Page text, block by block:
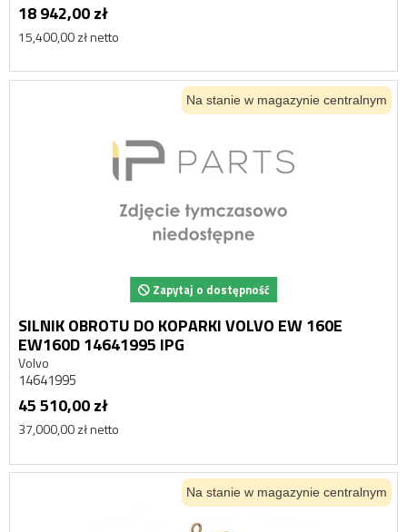
18 942,00 zł
15,400,00 zł netto
Na stanie w magazynie centralnym
Zapytaj o dostępność
SILNIK OBROTU DO KOPARKI VOLVO EW 160E
EW160D 14641995 IPG
Volvo
14641995
45 510,00 zł
37,000,00 zł netto
Na stanie w magazynie centralnym